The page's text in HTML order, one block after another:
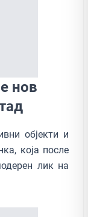
нов
објекти и
која после
лик на